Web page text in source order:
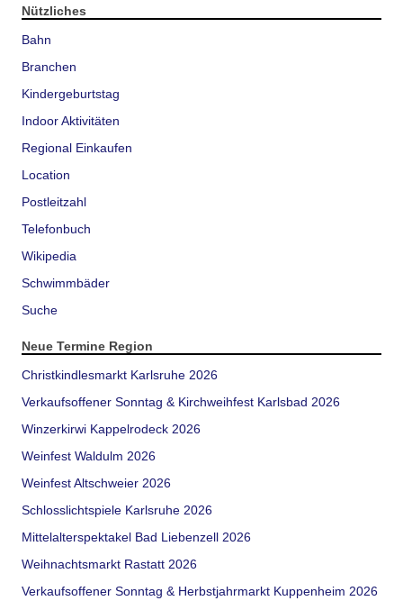
Nützliches
Bahn
Branchen
Kindergeburtstag
Indoor Aktivitäten
Regional Einkaufen
Location
Postleitzahl
Telefonbuch
Wikipedia
Schwimmbäder
Suche
Neue Termine Region
Christkindlesmarkt Karlsruhe 2026
Verkaufsoffener Sonntag & Kirchweihfest Karlsbad 2026
Winzerkirwi Kappelrodeck 2026
Weinfest Waldulm 2026
Weinfest Altschweier 2026
Schlosslichtspiele Karlsruhe 2026
Mittelalterspektakel Bad Liebenzell 2026
Weihnachtsmarkt Rastatt 2026
Verkaufsoffener Sonntag & Herbstjahrmarkt Kuppenheim 2026